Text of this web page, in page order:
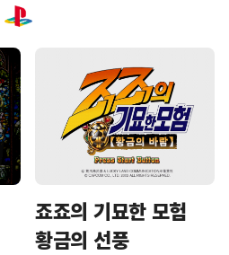
죠죠의 기묘한 모험
황금의 선풍